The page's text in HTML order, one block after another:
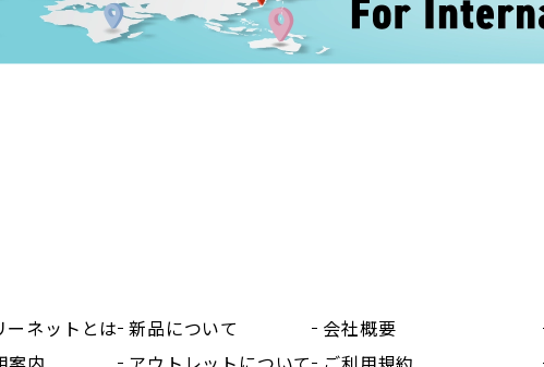
ーネットとは 新品について
会社概要